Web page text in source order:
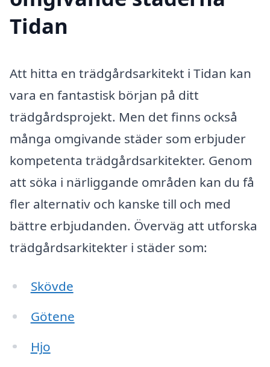
Tidan
Att hitta en trädgårdsarkitekt i Tidan kan
vara en fantastisk början på ditt
trädgårdsprojekt. Men det finns också
många omgivande städer som erbjuder
kompetenta trädgårdsarkitekter. Genom
att söka i närliggande områden kan du få
fler alternativ och kanske till och med
bättre erbjudanden. Överväg att utforska
trädgårdsarkitekter i städer som:
Skövde
Götene
Hjo